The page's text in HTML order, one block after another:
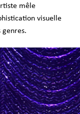
mêle
visuelle